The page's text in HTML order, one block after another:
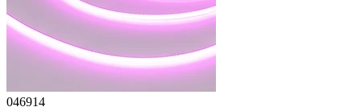
046914